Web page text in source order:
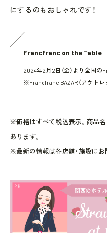
にするのもおしゃれです！
Francfranc on the Table
2024年2月2日（金）より全国
※Francfranc BAZAR（アウトレ
※価格はすべて税込表示。商品名
あります。
※最新の情報は各店舗・施設にお